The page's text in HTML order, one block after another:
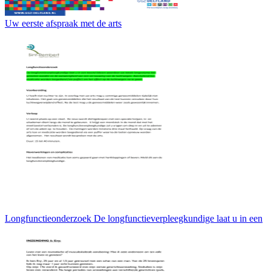
Uw eerste afspraak met de arts
Longfunctieonderzoek De longfunctieverpleegkundige laat u in een